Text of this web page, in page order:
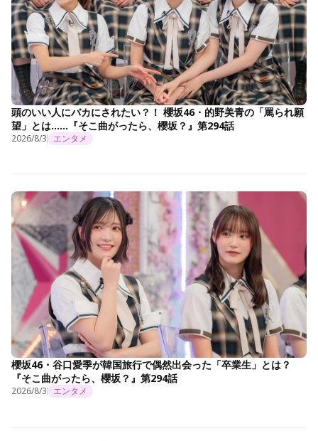
頭のいい人にバカにされたい？！ 櫻坂46・的野美青の「罵られ願
望」とは……『そこ曲がったら、櫻坂？』第294話
2026/8/3 エンタメ
櫻坂46・谷口愛季が韓国旅行で偶然出会った「卒業生」とは？
『そこ曲がったら、櫻坂？』第294話
2026/8/3 エンタメ